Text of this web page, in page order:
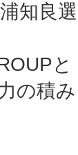
知良選
と
の積み